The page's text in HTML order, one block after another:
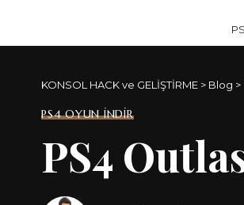
KONSOL HACK ve GELİŞTİRME > Blog >
PS4 OYUN İNDİR
PS4